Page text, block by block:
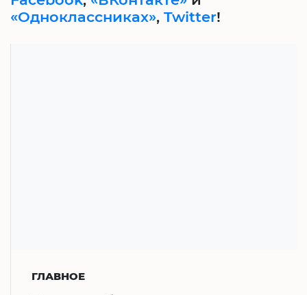
«Одноклассниках», Twitter!
ГЛАВНОЕ